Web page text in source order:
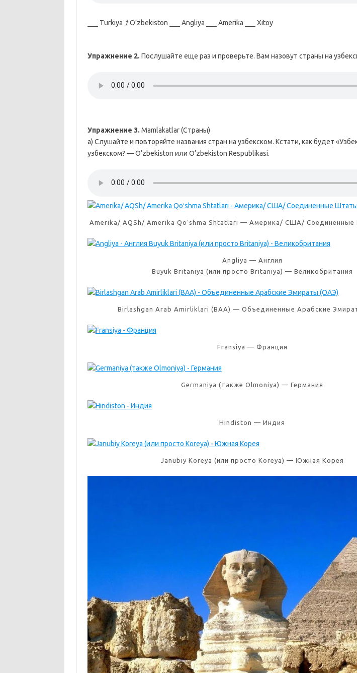
___ Turkiya 1O’zbekiston ___ Angliya ___ Amerika ___ Xitoy
Упражнение 2. Послушайте еще раз и проверьте. Вам назовут страны на
Упражнение 3. Mamlakatlar (Страны)
a) Слушайте и повторяйте названия стран на узбекском. Кстати, как будет
узбекском? — O’zbekiston или O’zbekiston Respublikasi.
Amerika/ AQSh/ Amerika Qoʻshma Shtatlari — Америка/ США/
Angliya — Англия
Buyuk Britaniya (или просто Britaniya) — Великобритания
Birlashgan Arab Amirliklari (BAA) — Объединенные Арабские
Fransiya — Франция
Germaniya (также Olmoniya) — Германия
Hindiston — Индия
Janubiy Koreya (или просто Koreya) — Южная Корея